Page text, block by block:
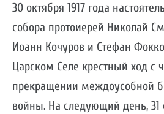
30 октября 1917 года
собора протоиерей Николай
Иоанн Кочуров и Стефан
Царском Селе крестный ход с
прекращении междоусобной
войны. На следующий день, 31